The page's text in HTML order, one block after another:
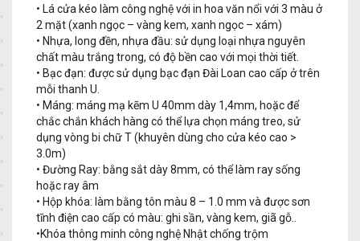
• Lá cửa kéo làm công nghệ với in hoa văn nổi với 3 màu ở
2 mặt (xanh ngọc – vàng kem, xanh ngọc – xám)
• Nhựa, long đền, nhựa đầu: sử dụng loại nhựa nguyên
chất màu trắng trong, có độ bền cao với mọi thời tiết.
• Bạc đạn: được sử dụng bạc đạn Đài Loan cao cấp ở trên
mỗi thanh U.
• Máng: máng mạ kẽm U 40mm dày 1,4mm, hoặc để
chắc chắn khách hàng có thể lựa chọn máng treo, sử
dụng vòng bi chữ T (khuyên dùng cho cửa kéo cao >
3.0m)
• Đường Ray: bằng sắt dày 8mm, có thể làm ray sống
hoặc ray âm
• Hộp khóa: làm bằng tôn màu 8 – 1.0 mm và được sơn
tĩnh điện cao cấp có màu: ghi sần, vàng kem, giã gỗ..
•Khóa thông minh công nghệ Nhật chống trộm